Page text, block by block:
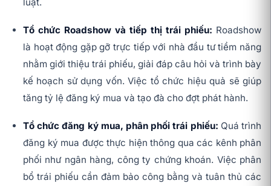
Tổ chức Roadshow và tiếp thị trái phiếu: Roadshow
là hoạt động gặp gỡ trực tiếp với nhà đầu tư tiềm năng
nhằm giới thiệu trái phiếu, giải đáp câu hỏi và trình bày
kế hoạch sử dụng vốn. Việc tổ chức hiệu quả sẽ giúp
tăng tỷ lệ đăng ký mua và tạo đà cho đợt phát hành.
Tổ chức đăng ký mua, phân phối trái phiếu: Quá trình
đăng ký mua được thực hiện thông qua các kênh phân
phối như ngân hàng, công ty chứng khoán. Việc phân
bổ trái phiếu cần đảm bảo công bằng và tuân thủ các